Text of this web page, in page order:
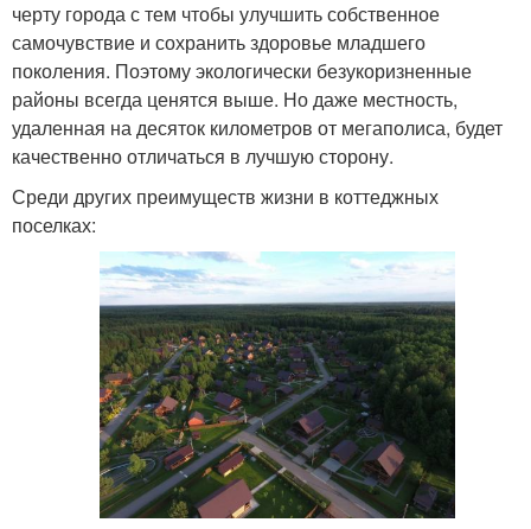
черту города с тем чтобы улучшить собственное
самочувствие и сохранить здоровье младшего
поколения. Поэтому экологически безукоризненные
районы всегда ценятся выше. Но даже местность,
удаленная на десяток километров от мегаполиса, будет
качественно отличаться в лучшую сторону.
Среди других преимуществ жизни в коттеджных
поселках: